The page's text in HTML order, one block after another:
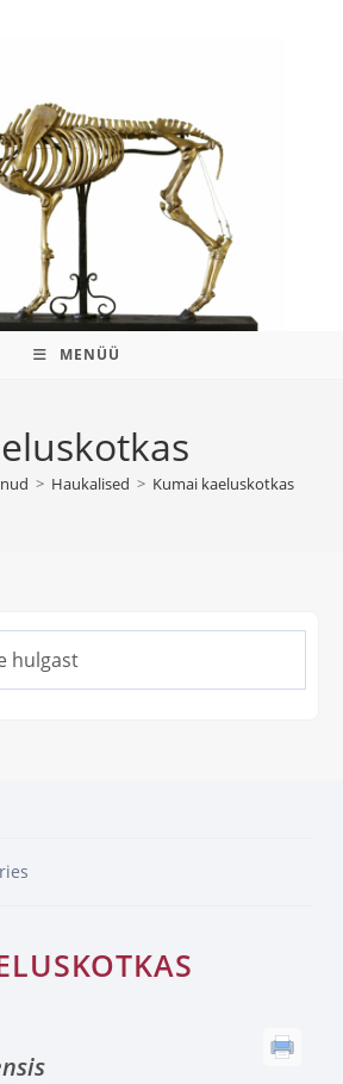
MENÜÜ
> Haukalised > Kumai kaeluskotkas